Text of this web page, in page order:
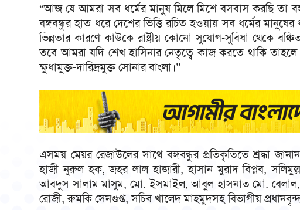
“আজ যে আমরা সব ধর্মের মানুষ মিলে-মিশে বসবাস করছি তা
বঙ্গবন্ধুর হাত ধরে দেশের ভিত্তি রচিত হওয়ায় সব ধর্মের মানুষের
ভিন্নতার কারণে কাউকে রাষ্ট্রীয় কোনো সুযোগ-সুবিধা থেকে
তবে আমরা যদি শেখ হাসিনার নেতৃত্বে কাজ করতে থাকি
ক্ষুধামুক্ত-দারিদ্রমুক্ত সোনার বাংলা।”
এসময় মেয়র রেজাউলের সাথে বঙ্গবন্ধুর প্রতিকৃতিতে শ্রদ্ধা
হাজী নুরুল হক, জহর লাল হাজারী, হাসান মুরাদ বিপ্লব,
আবদুস সালাম মাসুম, মো. ইসমাইল, আবুল হাসনাত মো. বেলাল,
রোজী, রুমকি সেনগুপ্ত, সচিব খালেদ মাহমুদসহ বিভাগীয়